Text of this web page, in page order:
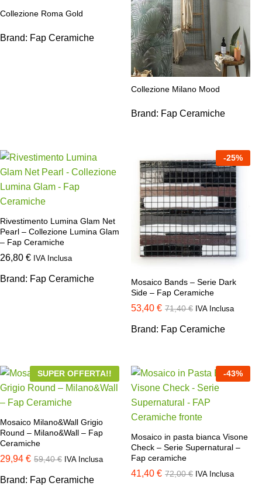
Collezione Roma Gold
Brand: Fap Ceramiche
Collezione Milano Mood
Brand: Fap Ceramiche
Rivestimento Lumina Glam Net
Pearl – Collezione Lumina Glam
– Fap Ceramiche
26,80 € IVA Inclusa
Brand: Fap Ceramiche
-25%
Mosaico Bands – Serie Dark
Side – Fap Ceramiche
53,40 € 71,40€ IVA Inclusa
Brand: Fap Ceramiche
SUPER OFFERTA!!
Mosaico Milano&Wall Grigio
Round – Milano&Wall – Fap
Ceramiche
29,94 € 59,40€ IVA Inclusa
Brand: Fap Ceramiche
-43%
Mosaico in pasta bianca Visone
Check – Serie Supernatural –
Fap ceramiche
41,40 € 72,00€ IVA Inclusa